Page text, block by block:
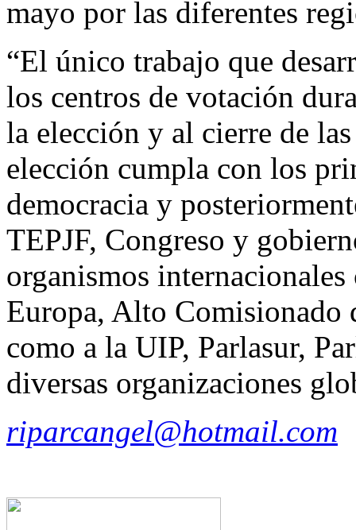
mayo por las diferentes
“El único trabajo que
los centros de votación
la elección y al cierre de
elección cumpla con los
democracia y
TEPJF, Congreso y
organismos
Europa, Alto Comisionado
como a la UIP, Parlasur,
diversas organizaciones
riparcangel@hotmail.com